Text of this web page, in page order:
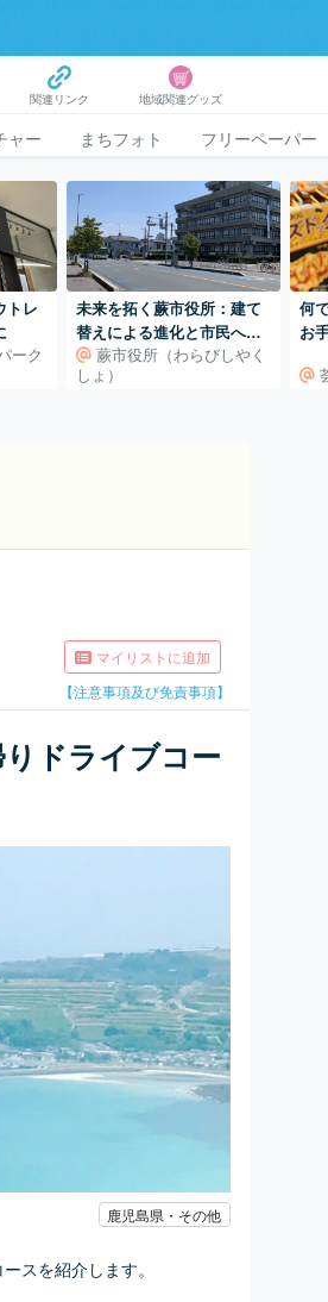
関連リンク 地域関連グッズ
ャー まちフォト フリーペーパー
トレ
ーク
未来を拓く蕨市役所：建て
替えによる進化と市民への
新たなサービス
蕨市役所（わらびしやく
しょ）
何
お
マイリストに追加
【注意事項及び免責事項】
ドライブコー
鹿児島県・その他
スを紹介します。